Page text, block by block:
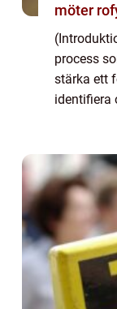
möter
process
stärka ett
identifiera